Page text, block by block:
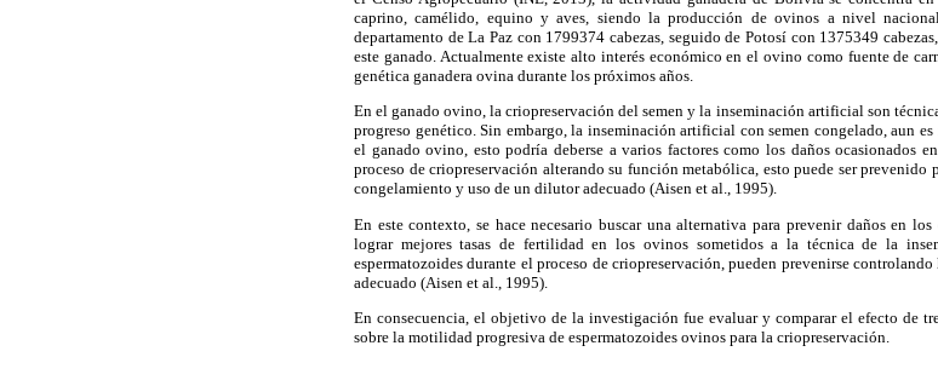
caprino, camélido, equino y aves, siendo la producción de ovinos a nivel
departamento de La Paz con 1799374 cabezas, seguido de Potosí con 1375349
este ganado. Actualmente existe alto interés económico en el ovino como fuente de
genética ganadera ovina durante los próximos años.
En el ganado ovino, la criopreservación del semen y la inseminación artificial son
progreso genético. Sin embargo, la inseminación artificial con semen congelado, aun
el ganado ovino, esto podría deberse a varios factores como los daños ocasionados
proceso de criopreservación alterando su función metabólica, esto puede ser
congelamiento y uso de un dilutor adecuado (Aisen et al., 1995).
En este contexto, se hace necesario buscar una alternativa para prevenir daños en
lograr mejores tasas de fertilidad en los ovinos sometidos a la técnica de la
espermatozoides durante el proceso de criopreservación, pueden prevenirse
adecuado (Aisen et al., 1995).
En consecuencia, el objetivo de la investigación fue evaluar y comparar el efecto de
sobre la motilidad progresiva de espermatozoides ovinos para la criopreservación.